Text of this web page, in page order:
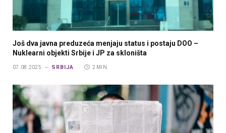
Još dva javna preduzeća menjaju status i postaju DOO –
Nuklearni objekti Srbije i JP za skloništa
07.08.2025. SRBIJA 2 MIN.